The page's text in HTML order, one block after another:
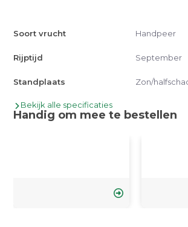
Soort vrucht Handpeer
Rijptijd September
Standplaats Zon/
Bekijk alle specificaties
Handig om mee te bestellen